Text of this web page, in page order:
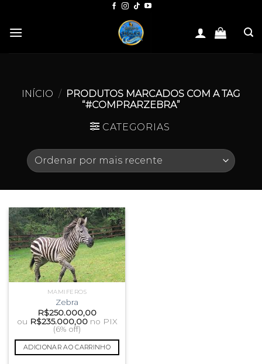
content
INÍCIO / PRODUTOS MARCADOS COM A TAG
“#COMPRARZEBRA”
CATEGORIAS
MAMIFEROS
Zebra
R$250.000,00
ou R$235.000,00 no PIX
(6% off)
ADICIONAR AO CARRINHO